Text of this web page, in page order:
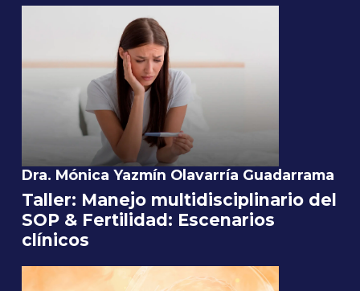
Dra. Mónica Yazmín Olavarría Guadarrama
Taller: Manejo multidisciplinario del
SOP & Fertilidad: Escenarios
clínicos